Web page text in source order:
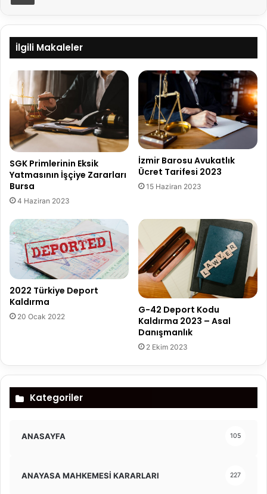
İlgili Makaleler
SGK Primlerinin Eksik
Yatmasının İşçiye Zararları
Bursa
4 Haziran 2023
İzmir Barosu Avukatlık
Ücret Tarifesi 2023
15 Haziran 2023
2022 Türkiye Deport
Kaldırma
20 Ocak 2022
G-42 Deport Kodu
Kaldırma 2023 – Asal
Danışmanlık
2 Ekim 2023
Kategoriler
ANASAYFA 105
ANAYASA MAHKEMESİ KARARLARI 227